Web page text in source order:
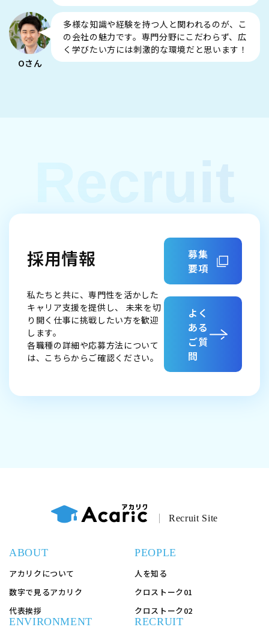
Oさん
多様な知識や経験を持つ人と関われるのが、こ
の会社の魅力です。専門分野にこだわらず、広
く学びたい方には刺激的な環境だと思います！
it
採用情報
私たちと共に、専門性を活かした
キャリア支援を提供し、 未来を切
り開く仕事に挑戦したい方を歓迎
します。
各職種の詳細や応募方法について
は、こちらからご確認ください。
募集
要項
よく
ある
ご質
問
Recruit Site
ABOUT
アカリクについて
数字で見るアカリク
代表挨拶
PEOPLE
人を知る
クロストーク01
クロストーク02
ENVIRONMENT RECRUIT